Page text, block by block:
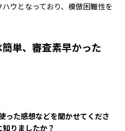
ウとなっており、模倣困難性を
単、審査素早かった
た感想などを聞かせてくださ
りましたか？